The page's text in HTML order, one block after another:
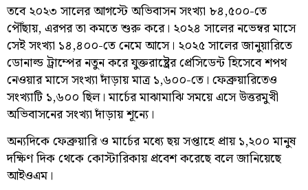
তবে ২০২৩ সালের আগস্টে অভিবাসন সংখ্যা ৮৪,৫০০-তে
পৌঁছায়, এরপর তা কমতে শুরু করে। ২০২৪ সালের নভেম্বর মাসে
সেই সংখ্যা ১৪,৪০০-তে নেমে আসে। ২০২৫ সালের জানুয়ারিতে
ডোনাল্ড ট্রাম্পের নতুন করে যুক্তরাষ্ট্রের প্রেসিডেন্ট হিসেবে শপথ
নেওয়ার মাসে সংখ্যা দাঁড়ায় মাত্র ১,৬০০-তে। ফেব্রুয়ারিতেও
সংখ্যাটি ১,৬০০ ছিল। মার্চের মাঝামাঝি সময়ে এসে উত্তরমুখী
অভিবাসনের সংখ্যা দাঁড়ায় শূন্যে।
অন্যদিকে ফেব্রুয়ারি ও মার্চের মধ্যে ছয় সপ্তাহে প্রায় ১,২০০ মানুষ
দক্ষিণ দিক থেকে কোস্টারিকায় প্রবেশ করেছে বলে জানিয়েছে
আইওএম।